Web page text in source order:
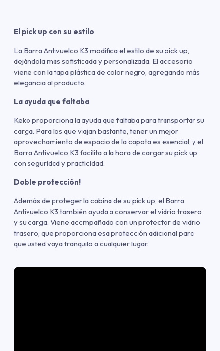
El pick up con su estilo
La Barra Antivuelco K3 modifica el estilo de su pick up,
dejándola más sofisticada y personalizada. El accesorio
viene con la tapa plástica de color negro, agregando más
elegancia al producto.
La ayuda que faltaba
Keko proporciona la ayuda que faltaba para transportar su
carga. Para los que viajan bastante, tener un mejor
aprovechamiento de espacio de la capota es esencial, y el
Barra Antivuelco K3 facilita a la hora de cargar su pick up
con seguridad y practicidad.
Doble protección!
Además de proteger la cabina de su pick up, el Barra
Antivuelco K3 también ayuda a conservar el vidrio trasero
y su carga. Viene acompañado con un protector de vidrio
trasero, que proporciona esa protección adicional para
que usted vaya tranquilo a cualquier lugar.